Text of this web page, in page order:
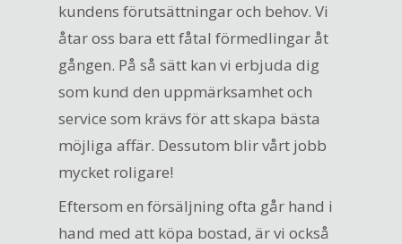
kundens förutsättningar och behov. Vi
åtar oss bara ett fåtal förmedlingar åt
gången. På så sätt kan vi erbjuda dig
som kund den uppmärksamhet och
service som krävs för att skapa bästa
möjliga affär. Dessutom blir vårt jobb
mycket roligare!
Eftersom en försäljning ofta går hand i
hand med att köpa bostad, är vi också